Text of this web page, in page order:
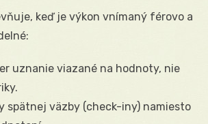
keď je výkon vnímaný férovo a
uznanie viazané na hodnoty, nie
spätnej väzby (check-iny) namiesto